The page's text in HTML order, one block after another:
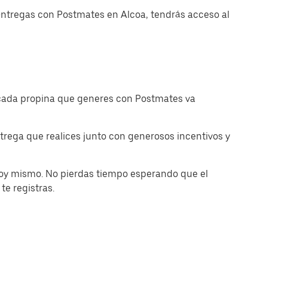
con Postmates en Alcoa, tendrás acceso al
propina que generes con Postmates va
que realices junto con generosos incentivos y
mismo. No pierdas tiempo esperando que el
registras.